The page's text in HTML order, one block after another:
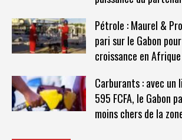
Pétrole : Maurel &
pari sur le Gabon
croissance en Afrique
Carburants : avec un
595 FCFA, le Gabon
moins chers de la